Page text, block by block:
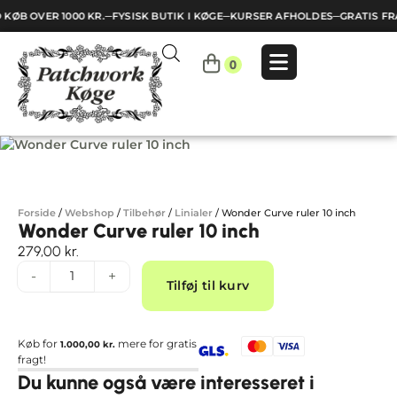
OVER 1000 KR.─FYSISK BUTIK I KØGE─KURSER AFHOLDES─GRATIS
0
Indkøbskurv
Din
kurv
tom.
Forside / Webshop / Tilbehør / Linialer / Wonder Curve ruler 10 inch
Wonder Curve ruler 10 inch
279,00 kr.
-
+
Tilføj til kurv
Køb for 1.000,00 kr. mere for gratis
fragt!
Du kunne også være interesseret i